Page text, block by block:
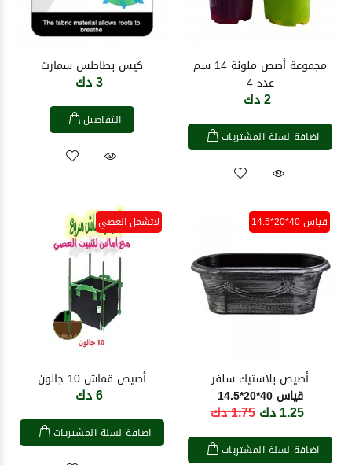
مجموعة أصص ملونة 14 سم
عدد 4
2 دك
اضافة لسلة المشتريات
كيس بطاطس سمارت
3 دك
التفاصيل
قياس 40*20*14.5
أصيص بلاستيك سلفر
قياس 40*20*14.5
1.25 دك 1.75 دك
اضافة لسلة المشتريات
لاتشمل العصي
أصيص قماش 10 جالون
6 دك
اضافة لسلة المشتريات